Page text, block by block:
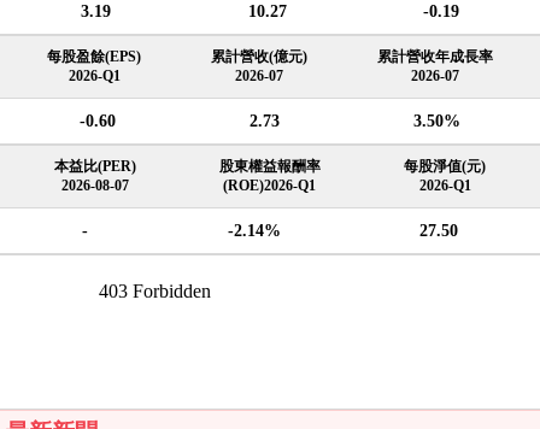
3.19 10.27 -0.19
每股盈餘(EPS)
2026-Q1
累計營收(億元)
2026-07
累計營收年成長率
2026-07
-0.60 2.73 3.50%
本益比(PER)
2026-08-07
股東權益報酬率
(ROE)2026-Q1
每股淨值(元)
2026-Q1
- -2.14% 27.50